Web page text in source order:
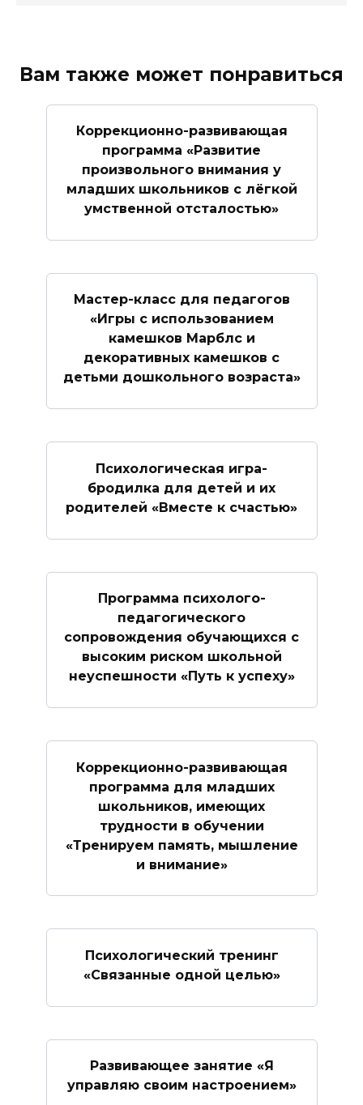
Вам также может понравиться
Коррекционно-развивающая
программа «Развитие
произвольного внимания у
младших школьников с лёгкой
умственной отсталостью»
Мастер-класс для педагогов
«Игры с использованием
камешков Марблс и
декоративных камешков с
детьми дошкольного возраста»
Психологическая игра-
бродилка для детей и их
родителей «Вместе к счастью»
Программа психолого-
педагогического
сопровождения обучающихся с
высоким риском школьной
неуспешности «Путь к успеху»
Коррекционно-развивающая
программа для младших
школьников, имеющих
трудности в обучении
«Тренируем память, мышление
и внимание»
Психологический тренинг
«Связанные одной целью»
Развивающее занятие «Я
управляю своим настроением»